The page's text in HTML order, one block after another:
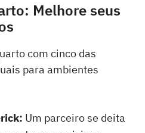
Melhore seus
com cinco das
para ambientes
Um parceiro se deita